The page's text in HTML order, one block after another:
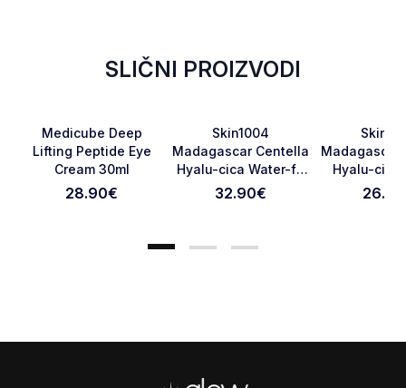
SLIČNI PROIZVODI
Favorite
Medicube Deep
Lifting Peptide Eye
Cream 30ml
28.90€
Skin1004
Madagascar Centella
Hyalu-cica Water-fit
Sun Serum SPF50+
32.90€
Madagascar
Hyalu-cica
75ml
26.90